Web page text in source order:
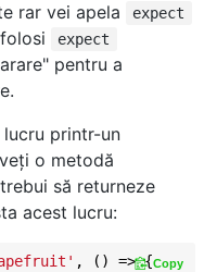
rar vei apela
expect
expect
pentru a
printr-un
o metodă
să returneze
acest lucru:
, () => { Copy